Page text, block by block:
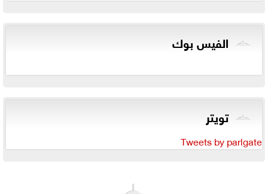
الفيس بوك
تويتر
Tweets by parlgate